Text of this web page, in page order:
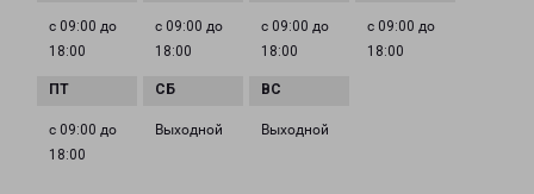
с 09:00 до
18:00
с 09:00 до
18:00
с 09:00 до
18:00
с 09:00 до
18:00
с 09:00 до
18:00
Выходной Выходной